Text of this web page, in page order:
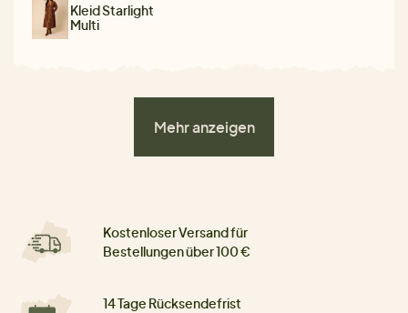
Kleid Starlight
Multi
Mehr anzeigen
Kostenloser Versand für
Bestellungen über 100 €
14 Tage Rücksendefrist